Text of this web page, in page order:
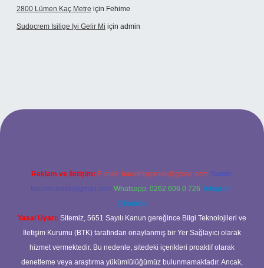
2800 Lümen Kaç Metre için Fehime
Sudocrem Isilige Iyi Gelir Mi için admin
opera bet giriş
Reklam ve İletişim: E-mail: backlinkpaneli@gmail.com Teams:
forumhizmeti@gmail.com Whatsapp: 0262 606 0 726 Telegram:
@karabul
Yasal Uyarı: Sitemiz, 5651 Sayılı Kanun gereğince Bilgi Teknolojileri ve
İletişim Kurumu (BTK) tarafından onaylanmış bir Yer Sağlayıcı olarak
hizmet vermektedir. Bu nedenle, sitedeki içerikleri proaktif olarak
denetleme veya araştırma yükümlülüğümüz bulunmamaktadır. Ancak,